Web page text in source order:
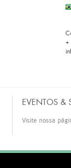
+
EVENTOS &
Visite nossa